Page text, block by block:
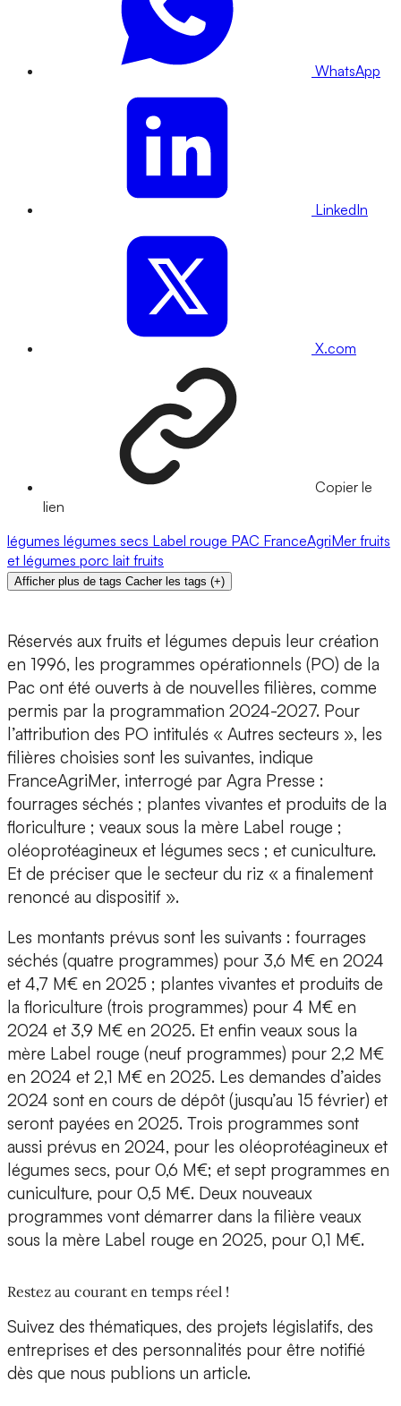
WhatsApp
LinkedIn
X.com
Copier le
lien
légumes légumes secs Label rouge PAC FranceAgriMer fruits
et légumes porc lait fruits
Afficher plus de tags Cacher les tags (+)
Réservés aux fruits et légumes depuis leur création
en 1996, les programmes opérationnels (PO) de la
Pac ont été ouverts à de nouvelles filières, comme
permis par la programmation 2024-2027. Pour
l’attribution des PO intitulés « Autres secteurs », les
filières choisies sont les suivantes, indique
FranceAgriMer, interrogé par Agra Presse :
fourrages séchés ; plantes vivantes et produits de la
floriculture ; veaux sous la mère Label rouge ;
oléoprotéagineux et légumes secs ; et cuniculture.
Et de préciser que le secteur du riz « a finalement
renoncé au dispositif ».
Les montants prévus sont les suivants : fourrages
séchés (quatre programmes) pour 3,6 M€ en 2024
et 4,7 M€ en 2025 ; plantes vivantes et produits de
la floriculture (trois programmes) pour 4 M€ en
2024 et 3,9 M€ en 2025. Et enfin veaux sous la
mère Label rouge (neuf programmes) pour 2,2 M€
en 2024 et 2,1 M€ en 2025. Les demandes d’aides
2024 sont en cours de dépôt (jusqu’au 15 février) et
seront payées en 2025. Trois programmes sont
aussi prévus en 2024, pour les oléoprotéagineux et
légumes secs, pour 0,6 M€; et sept programmes en
cuniculture, pour 0,5 M€. Deux nouveaux
programmes vont démarrer dans la filière veaux
sous la mère Label rouge en 2025, pour 0,1 M€.
Restez au courant en temps réel !
Suivez des thématiques, des projets législatifs, des
entreprises et des personnalités pour être notifié
dès que nous publions un article.